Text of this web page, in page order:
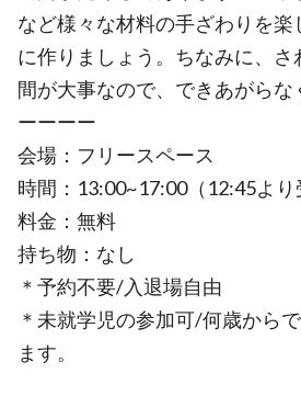
など様々な材料の手ざわりを
に作りましょう。ちなみに、
間が大事なので、できあがらな
ーーーー
会場：フリースペース
時間：13:00~17:00（12:45より
料金：無料
持ち物：なし
＊予約不要/入退場自由
＊未就学児の参加可/何歳から
ます。